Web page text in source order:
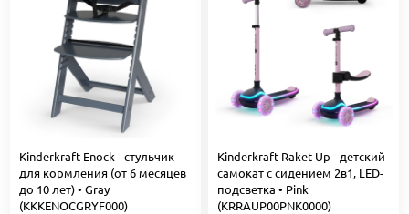
Kinderkraft Enock - стульчик
для кормления (от 6 месяцев
до 10 лет) • Gray
(KKKENOCGRYF000)
Kinderkraft Raket Up - детский
самокат с сидением 2в1, LED-
подсветка • Pink
(KRRAUP00PNK0000)